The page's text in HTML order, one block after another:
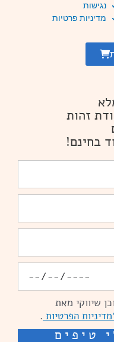
נגישות
מדיניות פרטיות
זהות
בחינם!
שיווקי מאת
הפרטיות .
טיפים